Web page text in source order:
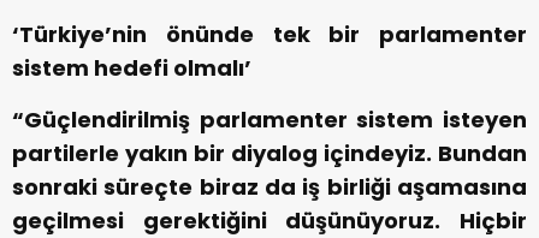
‘Türkiye’nin önünde tek bir parlamenter
sistem hedefi olmalı’
“Güçlendirilmiş parlamenter sistem isteyen
partilerle yakın bir diyalog içindeyiz. Bundan
sonraki süreçte biraz da iş birliği aşamasına
geçilmesi gerektiğini düşünüyoruz. Hiçbir